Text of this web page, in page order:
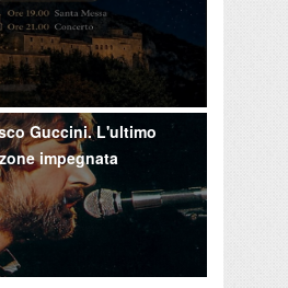
Guccini. L'ultimo
impegnata